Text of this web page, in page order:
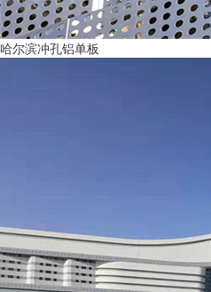
哈尔滨冲孔铝单板